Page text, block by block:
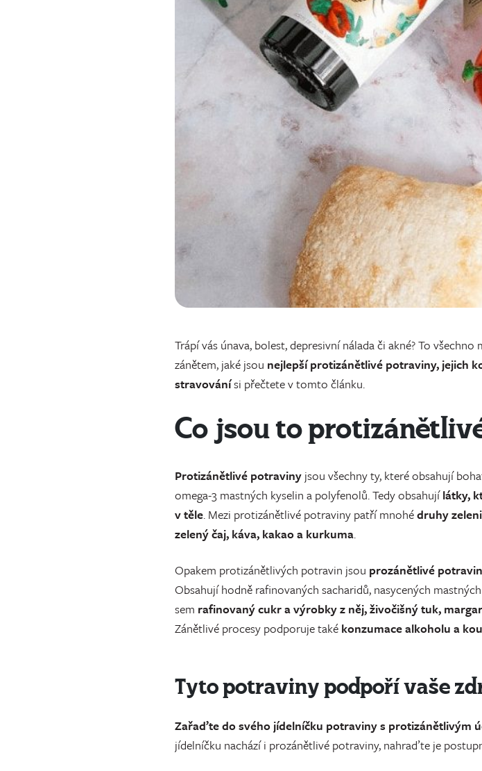
Trápí vás únava, bolest, depresivní nálada či akné? To
zánětem, jaké jsou nejlepší protizánětlivé potraviny, jejich
stravovánísi přečtete v tomto článku.
Co jsou to
Protizánětlivé potraviny jsou všechny ty, které obsahují
omega-3 mastných kyselin a polyfenolů. Tedy obsahujílátky,
v těle. Mezi protizánětlivé potraviny patří mnohédruhy
zelený čaj, káva, kakao a kurkuma.
Opakem protizánětlivých potravin jsou prozánětlivé
Obsahují hodně rafinovaných sacharidů, nasycených
sem rafinovaný cukr a výrobky z něj, živočišný tuk,
Zánětlivé procesy podporuje také konzumace alkoholu a
Tyto potraviny podpoří vaše
Zařaďte do svého jídelníčku potravinys protizánětlivým
jídelníčku nachází i prozánětlivé potraviny, nahraďte je